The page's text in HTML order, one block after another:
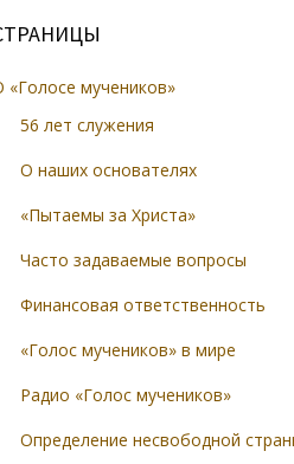
«Голосе мучеников»
56 лет служения
О наших основателях
«Пытаемы за Христа»
Часто задаваемые вопросы
Финансовая ответственность
«Голос мучеников» в мире
Радио «Голос мучеников»
Определение несвободной